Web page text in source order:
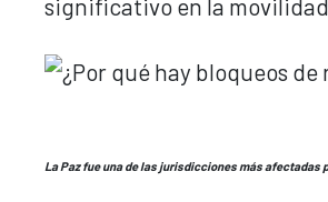
significativo en la
La Paz fue una de las jurisdicciones más